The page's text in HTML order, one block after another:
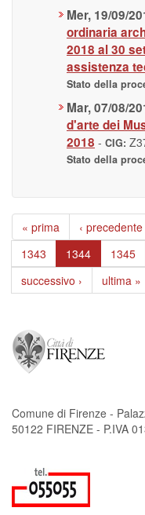
Mer, 19/09/
ordinaria
2018 al 30
assistenza
Stato della
Mar, 07/08/
d'arte dei
2018 - CIG:
Stato della
« prima ‹ precedente
1343
1344 1345
successivo ›
ultima »
Comune di Firenze -
50122 FIRENZE - P.IVA